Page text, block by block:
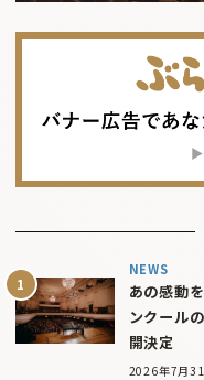
NEWS
あの感動
ンクール
開決定
2026年7月